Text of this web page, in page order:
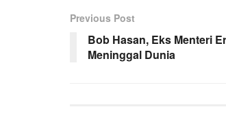
o
o
k
e
r
p
p
a
Previous Post
Bob Hasan, Eks Menteri
Meninggal Dunia